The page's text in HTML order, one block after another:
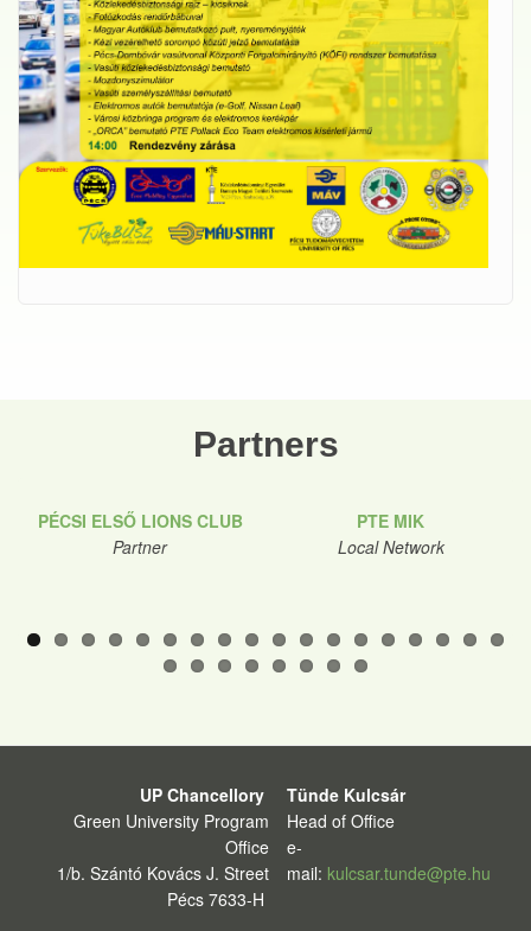
Partners
PÉCSI ELSŐ LIONS CLUB
Partner
PTE MIK
Local Network
UP Chancellory
Green University Program
Office
1/b. Szántó Kovács J. Street
Pécs 7633-H
Tünde Kulcsár
Head of Office
e-
mail: kulcsar.tunde@pte.hu